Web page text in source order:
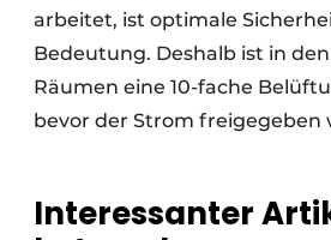
arbeitet, ist optimale
Bedeutung. Deshalb ist in
Räumen eine 10-fache
bevor der Strom freigegeben
Interessanter